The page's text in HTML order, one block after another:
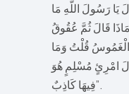
يَا رَسُولَ اللَّهِ مَا
قَالَ ثُمَّ عُقُوقُ
الْغَمُوسُ قُلْتُ وَمَا
امْرِئٍ مُسْلِمٍ هُوَ
فِيهَا كَاذِبٌ”.